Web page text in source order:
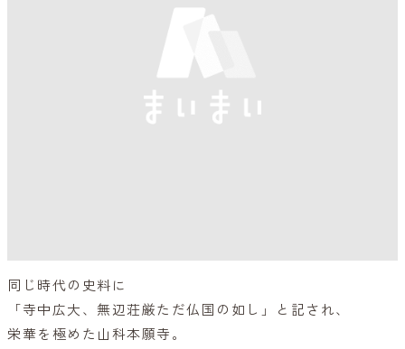
同じ時代の史料に
「寺中広大、無辺荘厳ただ仏国の如し」と記され、
栄華を極めた山科本願寺。